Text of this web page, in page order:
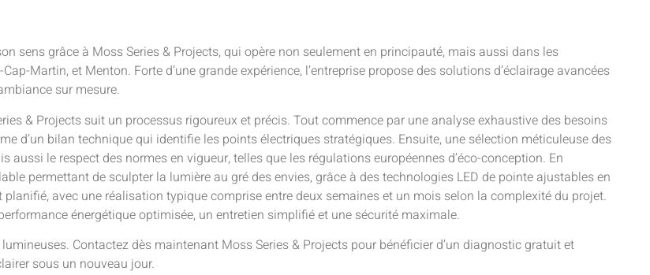
sens grâce à Moss Series & Projects, qui opère non seulement en principauté, mais aussi dans les
Martin, et Menton. Forte d’une grande expérience, l’entreprise propose des solutions d’éclairage avancées
sur mesure.
& Projects suit un processus rigoureux et précis. Tout commence par une analyse exhaustive des besoins
d’un bilan technique qui identifie les points électriques stratégiques. Ensuite, une sélection méticuleuse des
le respect des normes en vigueur, telles que les régulations européennes d’éco-conception. En
permettant de sculpter la lumière au gré des envies, grâce à des technologies LED de pointe ajustables en
avec une réalisation typique comprise entre deux semaines et un mois selon la complexité du projet.
énergétique optimisée, un entretien simplifié et une sécurité maximale.
Contactez dès maintenant Moss Series & Projects pour bénéficier d’un diagnostic gratuit et
sous un nouveau jour.